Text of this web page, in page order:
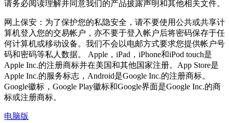
请务必阅读理解并同意我们的产品披露声明和其他相关文件。
网上保安：为了保护您的私隐安全，请不要使用公共或共享计
算机登入您的交易帐户，亦不要于登入帐户后将密码保存于任
何计算机或移动设备。我们不会以电邮方式要求您提供帐户号
码和密码等私人数据。 Apple，iPad，iPhone和iPod touch是
Apple Inc.的注册商标并在美国和其他国家注册。App Store是
Apple Inc.的服务标志，Android是Google Inc.的注册商标。
Google徽标，Google Play徽标和Google界面是Google Inc.的商
标或注册商标。
电脑版